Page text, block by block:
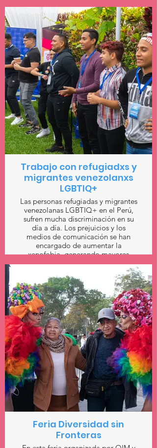
Trabajo con refugiadxs y
migrantes venezolanxs
LGBTIQ+
Las personas refugiadas y migrantes
venezolanas LGBTIQ+ en el Perú,
sufren mucha discriminación en su
día a día. Los prejuicios y los
medios de comunicación se han
encargado de aumentar la
xenofobia, generando mayores
obstáculos para su integración en el
Feria Diversidad sin
Fronteras